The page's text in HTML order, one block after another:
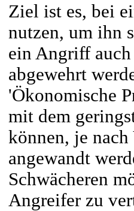
Ziel ist es, bei
nutzen, um ihn
ein Angriff
abgewehrt
'Ökonomische
mit dem
können, je
angewandt
Schwächeren
Angreifer zu